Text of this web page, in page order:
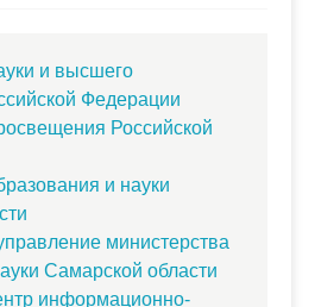
и высшего
Федерации
Российской
и науки
министерства
Самарской области
информационно-